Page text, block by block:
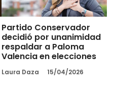
Partido Conservador
decidió por unanimidad
respaldar a Paloma
Valencia en elecciones
Laura Daza 15/04/2026